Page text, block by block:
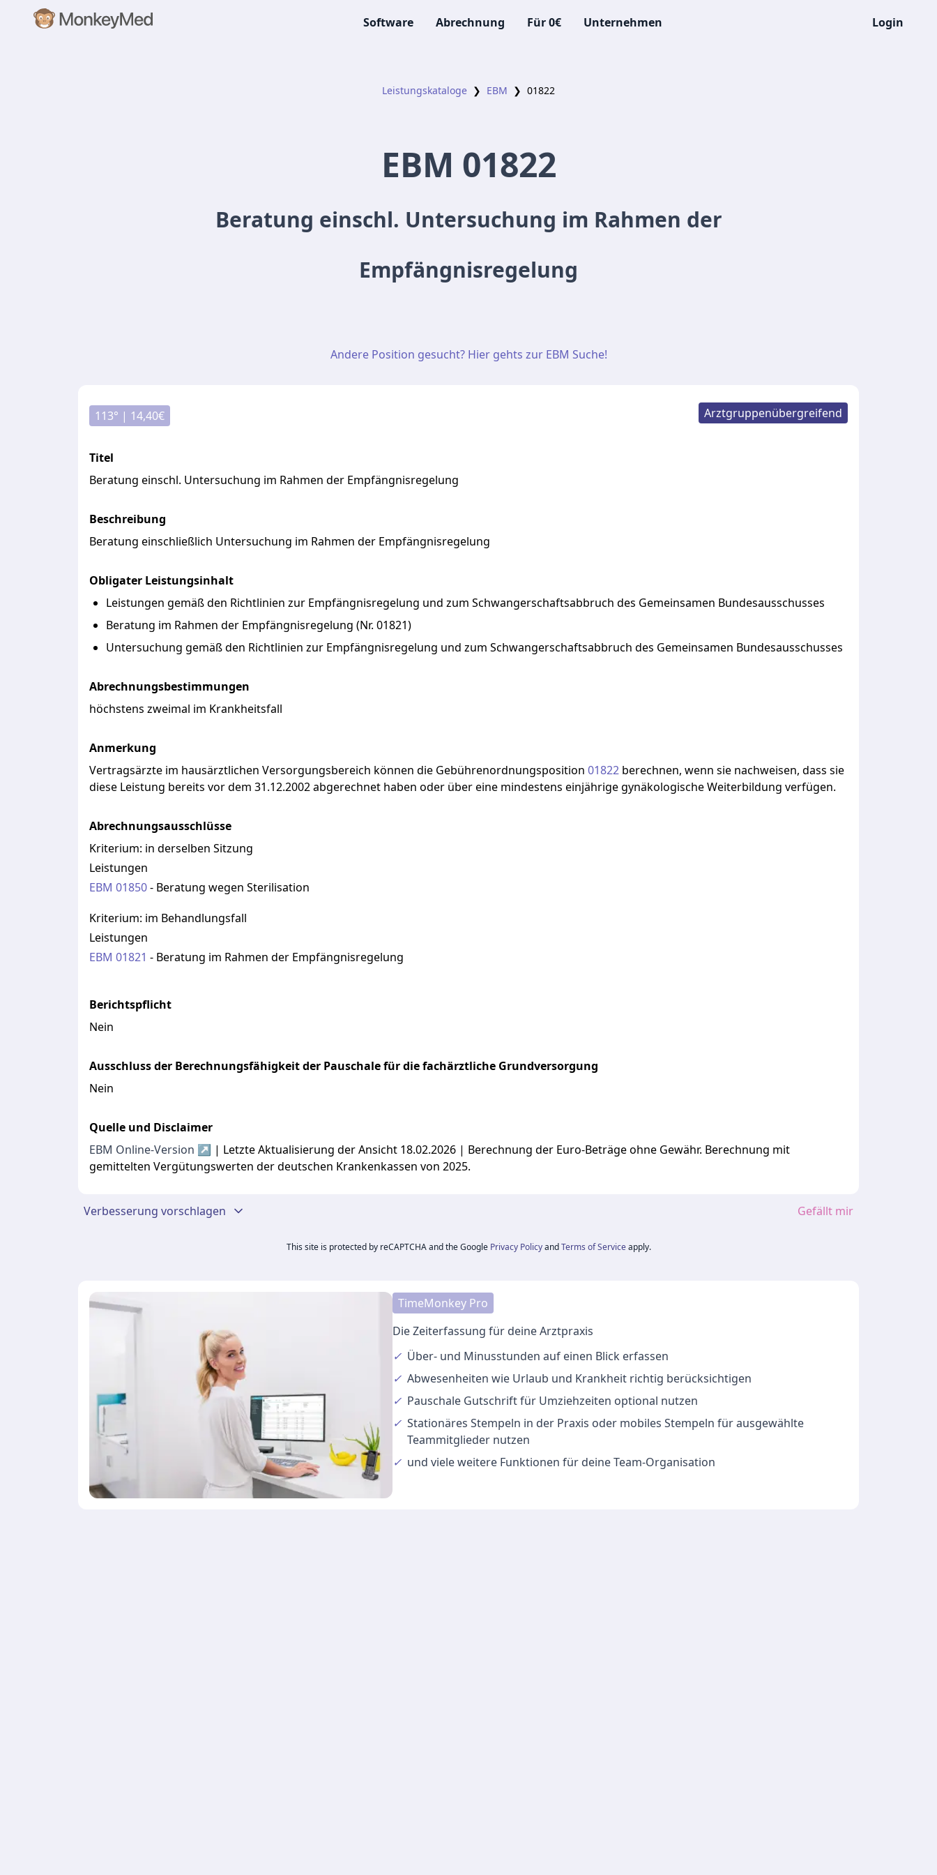
Software Abrechnung Für 0€ Unternehmen Login
Leistungskataloge ❯ EBM ❯ 01822
EBM 01822
Beratung einschl. Untersuchung im Rahmen der
Empfängnisregelung
Andere Position gesucht? Hier gehts zur EBM Suche!
113° | 14,40€ Arztgruppenübergreifend
Titel
Beratung einschl. Untersuchung im Rahmen der Empfängnisregelung
Beschreibung
Beratung einschließlich Untersuchung im Rahmen der Empfängnisregelung
Obligater Leistungsinhalt
Leistungen gemäß den Richtlinien zur Empfängnisregelung und zum Schwangerschaftsabbruch des Gemeinsamen Bundesausschusses
Beratung im Rahmen der Empfängnisregelung (Nr. 01821)
Untersuchung gemäß den Richtlinien zur Empfängnisregelung und zum Schwangerschaftsabbruch des Gemeinsamen Bundesausschusses
Abrechnungsbestimmungen
höchstens zweimal im Krankheitsfall
Anmerkung
Vertragsärzte im hausärztlichen Versorgungsbereich können die Gebührenordnungsposition 01822 berechnen, wenn sie nachweisen, dass sie
diese Leistung bereits vordem 31.12.2002abgerechnet haben oder übereine mindestens einjährigegynäkologischeWeiterbildung verfügen.
Abrechnungsausschlüsse
Kriterium: in derselben Sitzung
Leistungen
EBM 01850- Beratung wegen Sterilisation
Kriterium: im Behandlungsfall
Leistungen
EBM 01821 - Beratung im Rahmen der Empfängnisregelung
Berichtspflicht
Nein
Ausschluss der Berechnungsfähigkeit der Pauschale für die fachärztliche Grundversorgung
Nein
Quelle und Disclaimer
EBM Online-Version ↗ | Letzte Aktualisierung der Ansicht 18.02.2026 | Berechnung der Euro-Beträge ohne Gewähr. Berechnung mit
gemittelten Vergütungswerten der deutschen Krankenkassen von 2025.
Verbesserung vorschlagen Gefällt mir
This site is protected by reCAPTCHA and the Google Privacy Policy and Terms of Service apply.
TimeMonkey Pro
Die Zeiterfassung für deine Arztpraxis
✓ Über- und Minusstunden auf einen Blick erfassen
✓ Abwesenheitenwie Urlaub und Krankheit richtig berücksichtigen
✓ Pauschale Gutschriftfür Umziehzeiten optional nutzen
✓ Stationäres Stempeln in der Praxis oder mobiles Stempeln für ausgewählte
Teammitglieder nutzen
✓ und vieleweitere Funktionenfür deine Team-Organisation